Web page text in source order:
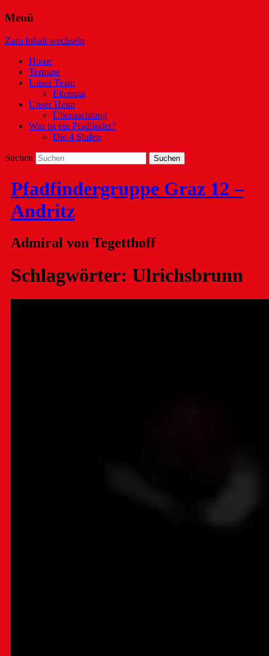
Menü
Zum Inhalt wechseln
Home
Termine
Unser Team
Elternrat
Unser Heim
Übernachtung
Was ist ein Pfadfinder?
Die 4 Stufen
Suchen
Pfadfindergruppe Graz 12 –
Andritz
Admiral von Tegetthoff
Schlagwörter: Ulrichsbrunn